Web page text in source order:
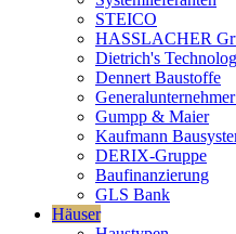
STEICO
HASSLACHER
Dietrich's
Dennert Baustoffe
Gumpp & Maier
Kaufmann
DERIX-Gruppe
Baufinanzierung
GLS Bank
Häuser